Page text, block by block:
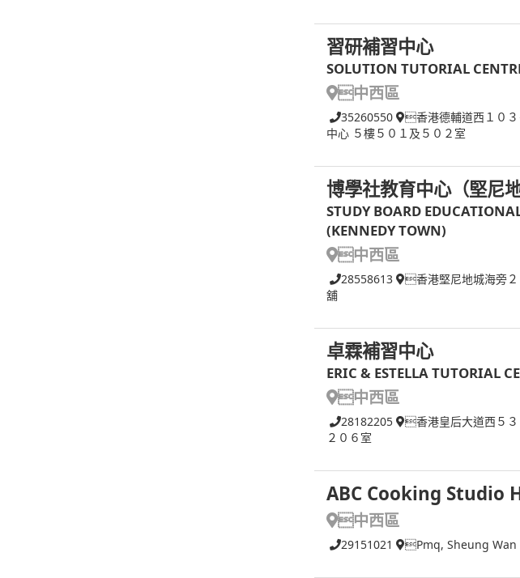
習研補習中心
SOLUTION TUTORIAL
中西區
35260550
香港德輔道西１０
中心 ５樓５０１及５０２室
博學社教育中心（堅尼地
STUDY BOARD
(KENNEDY TOWN)
中西區
28558613
香港堅尼地城海旁
舖
卓霖補習中心
ERIC & ESTELLA TUTORIAL
中西區
28182205
香港皇后大道西５
２０６室
ABC Cooking Studio
中西區
29151021 Pmq, Sheung Wan